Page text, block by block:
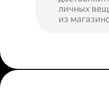
личных
из